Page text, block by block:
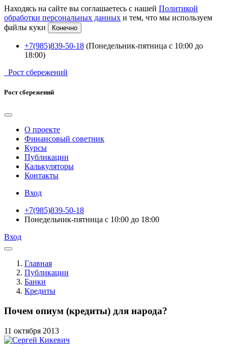
Находясь на сайте вы соглашаетесь с нашей Политикой
обработки персональных данных и тем, что мы используем
файлы куки
Конечно
+7(985)839-50-18 (Понедельник-пятница с 10:00 до
18:00)
Рост сбережений
Рост сбережений
О проекте
Финансовый советник
Курсы
Публикации
Калькуляторы
Контакты
Вход
+7(985)839-50-18
Понедельник-пятница с 10:00 до 18:00
Вход
Главная
Публикации
Банки
Кредиты
Почем опиум (кредиты) для народа?
11 октября 2013